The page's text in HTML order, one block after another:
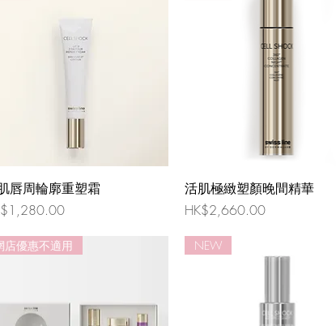
唇周輪廓重塑霜
活肌極緻塑顏晚間精華
價格
HK$2,660.00
店優惠不適用 NEW